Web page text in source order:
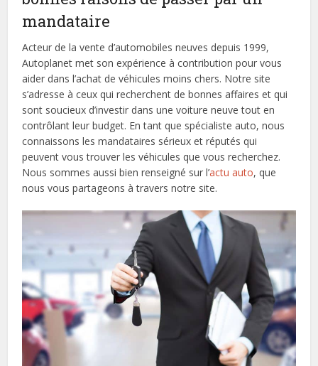
mandataire
Acteur de la vente d’automobiles neuves depuis 1999,
Autoplanet met son expérience à contribution pour vous
aider dans l’achat de véhicules moins chers. Notre site
s’adresse à ceux qui recherchent de bonnes affaires et qui
sont soucieux d’investir dans une voiture neuve tout en
contrôlant leur budget. En tant que spécialiste auto, nous
connaissons les mandataires sérieux et réputés qui
peuvent vous trouver les véhicules que vous recherchez.
Nous sommes aussi bien renseigné sur l’actu auto, que
nous vous partageons à travers notre site.